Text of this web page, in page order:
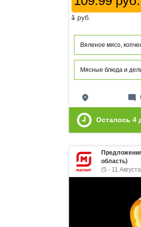
1 руб.
Вяленое мясо,
Мясные блюда и
place mode_comment
Осталось 4
область)
(5 - 11